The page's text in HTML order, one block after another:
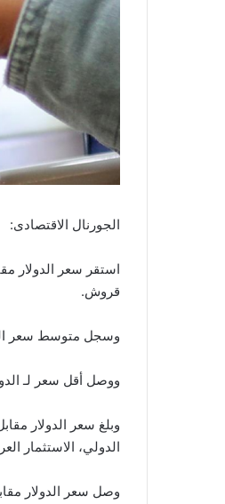
الجورنال الاقتصادى:
قروش.
وسجل متوسط سعر الدولار مقابل
ووصل أقل سعر لـ الدولار مقابل
وبلغ سعر الدولار
الدولي، الاستثمار العربي، كريدي
وصل سعر الدولار